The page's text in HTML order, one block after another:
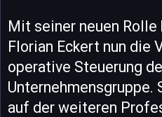
Mit seiner neuen
Florian Eckert nun die
operative Steuerung
Unternehmensgruppe.
auf der weiteren